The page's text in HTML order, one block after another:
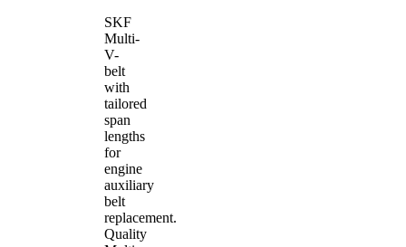
SKF
Multi-
V-
belt
with
tailored
span
lengths
for
engine
auxiliary
belt
replacement.
Quality